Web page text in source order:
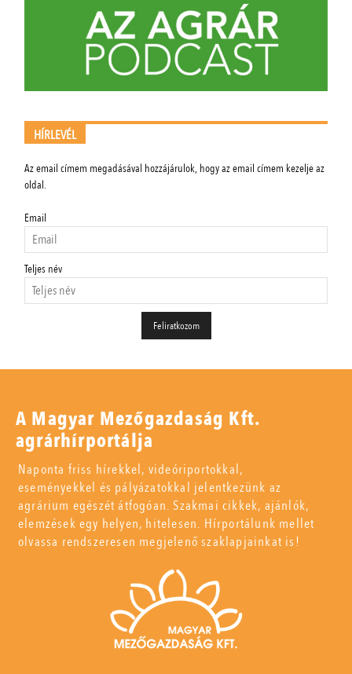
HÍRLEVÉL
Az email címem megadásával hozzájárulok, hogy az email címem kezelje az
oldal.
Email
Teljes név
A Magyar Mezőgazdaság Kft.
agrárhírportálja
Naponta friss hírekkel, videóriportokkal,
eseményekkel és pályázatokkal jelentkezünk az
agrárium egészét átfogóan. Szakmai cikkek, ajánlók,
elemzések egy helyen, hitelesen. Hírportálunk mellet
olvassa rendszeresen megjelenő szaklapjainkat is!